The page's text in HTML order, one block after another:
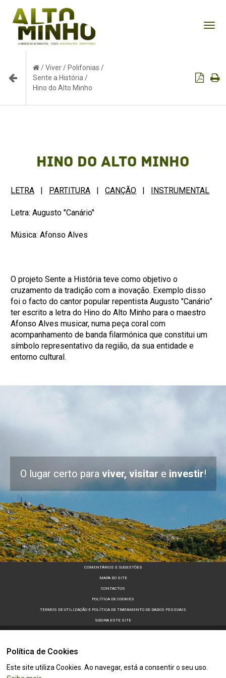
/Viver/ Polifonias /
Sente a História /
Hino do Alto Minho
Hino do Alto Minho
LETRA | PARTITURA |CANÇÃO | INSTRUMENTAL
Letra: Augusto "Canário"
Música: Afonso Alves
O projeto Sente a História teve como objetivo o
cruzamento da tradição com a inovação. Exemplo disso
foi o facto do cantor popular repentista Augusto "Canário”
ter escrito a letra do Hino do Alto Minho para o maestro
Afonso Alves musicar, numa peça coral com
acompanhamento de banda filarmónica que constitui um
símbolo representativo da região, da sua entidade e
entorno cultural.
Política de Cookies
Este site utiliza Cookies. Ao navegar, está a consentir o seu uso.
O lugar certo para viver, visitar e investir!
COMENTÁRIOS E SUGESTÕES
MAPA DO SITE
CONTACTOS
POLÍTICA DE COOKIES
TERMOS DE UTILIZAÇÃO E POLÍTICA DE TRATAMENTO DE DADOS PESSOAIS
SUGIRA ESTE SITE